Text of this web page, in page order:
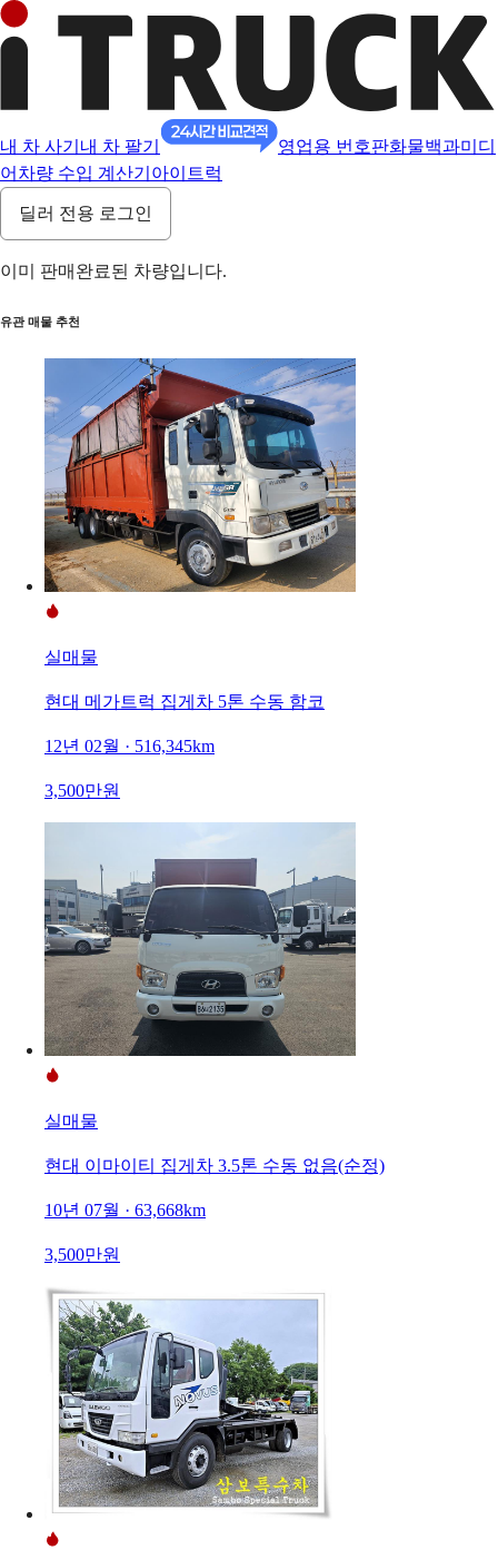
내 차 사기 내 차 팔기 영업용 번호판화물백과미디
어 차량 수입 계산기 아이트럭
딜러 전용 로그인
이미 판매완료된 차량입니다.
유관 매물 추천
실매물
현대 메가트럭 집게차 5톤 수동 함코
12년 02월 · 516,345km
3,500만원
실매물
현대 이마이티 집게차 3.5톤 수동 없음(순정)
10년 07월 · 63,668km
3,500만원